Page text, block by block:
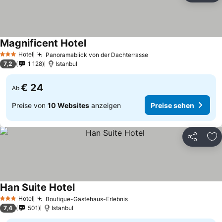
3 SterneHotel Panoramablick von der Dachterrasse
Magnificent Hotel
7,2 1 128 Istanbul
Ab € 24
Preise von 10 Websites anzeigen Preise sehen
Teilen
3 SterneHotel Boutique-Gästehaus-Erlebnis
Han Suite Hotel
7,4 501 Istanbul